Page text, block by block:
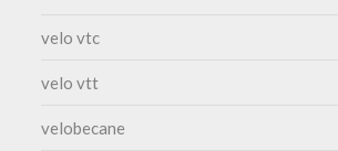
velo vtc
velo vtt
velobecane